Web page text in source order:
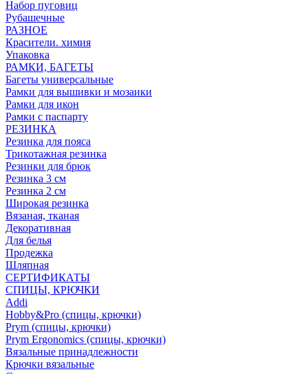
Набор пуговиц
Рубашечные
РАЗНОЕ
Красители. химия
Упаковка
РАМКИ, БАГЕТЫ
Багеты универсальные
Рамки для вышивки и мозаики
Рамки для икон
Рамки с паспарту
РЕЗИНКА
Резинка для пояса
Трикотажная резинка
Резинки для брюк
Резинка 3 см
Резинка 2 см
Широкая резинка
Вязаная, тканая
Декоративная
Для белья
Продежка
Шляпная
СЕРТИФИКАТЫ
СПИЦЫ, КРЮЧКИ
Addi
Hobby&Pro (спицы, крючки)
Prym (спицы, крючки)
Prym Ergonomics (спицы, крючки)
Вязальные принадлежности
Крючки вязальные